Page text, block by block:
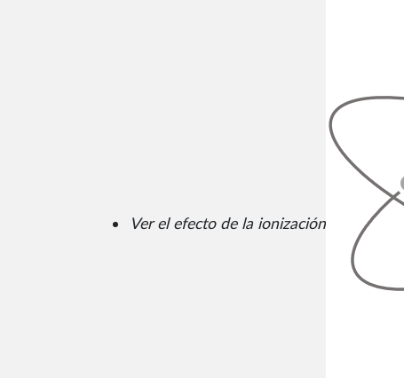
Ver el efecto de la ionización